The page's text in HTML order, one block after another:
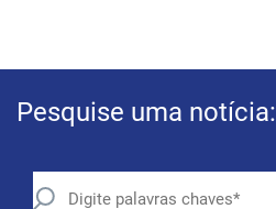
Pesquise uma notícia: